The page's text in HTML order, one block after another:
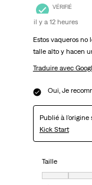
VÉRIFIÉ
il y a 12 heures
Estos vaqueros
talle alto y hacen
Traduire avec
Oui, Je
Publié à l'origine
Kick Start
Taille
Taille, 4 sur 7,